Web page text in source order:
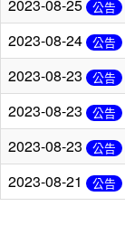
2023-08-25 公告
2023-08-24 公告
2023-08-23 公告
2023-08-23 公告
2023-08-23 公告
2023-08-21 公告